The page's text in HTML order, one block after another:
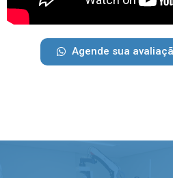
Agende sua